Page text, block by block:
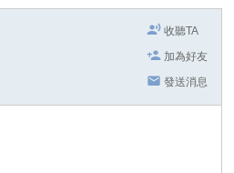
收聽TA
加為好友
發送消息